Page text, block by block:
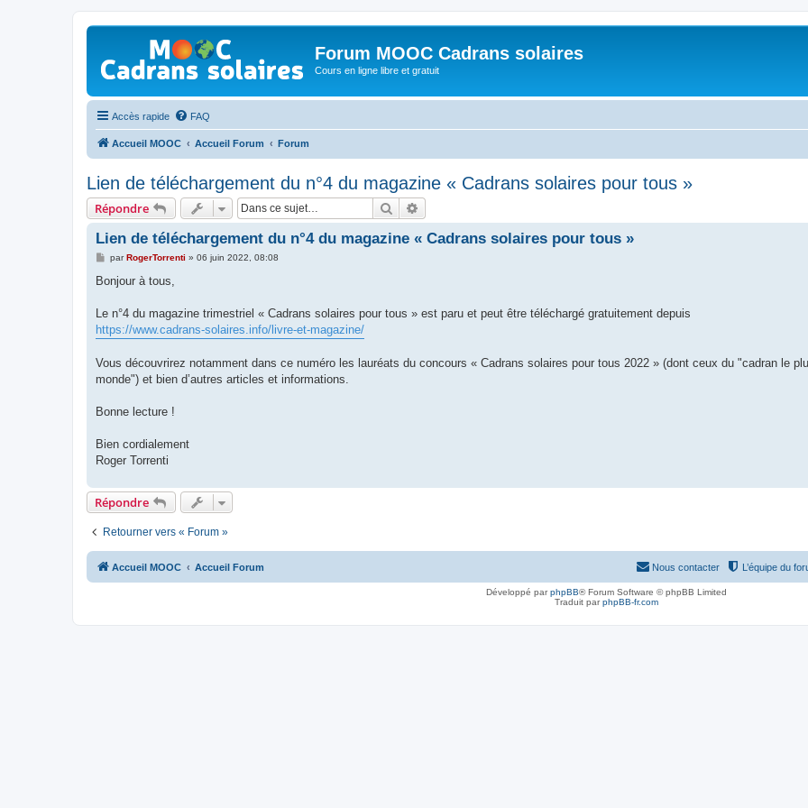
Forum MOOC Cadrans solaires
Cours en ligne libre et gratuit
Accès rapide FAQ
Accueil MOOC Accueil Forum Forum
Lien de téléchargement du n°4 du magazine « Cadrans solaires pour tous »
Répondre Rechercher
Lien de téléchargement du n°4 du magazine « Cadrans solaires pour tous »
M
s
g
parRogerTorrenti » 06 juin 2022, 08:08
Bonjour à tous,
Le n°4 du magazine trimestriel « Cadrans solaires pour tous » est paru et peut être téléchargé gratuitement depuis
https://www.cadrans-solaires.info/livre-et-magazine/
Vous découvrirez notamment dans ce numéro les lauréats du concours « Cadrans solaires pour tous 2022 » (dont ceux du "cadran le
monde") et bien d’autres articles et informations.
Bonne lecture !
Bien cordialement
Roger Torrenti
Répondre
Retourner vers « Forum »
Accueil MOOC Accueil Forum L’équipe du
Nous contacter
Développé parphpBB® Forum Software © phpBB Limited
Traduit parphpBB-fr.com